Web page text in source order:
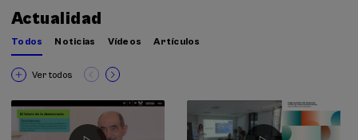
Actualidad
Todos Noticias Vídeos Artículos
Ver todos